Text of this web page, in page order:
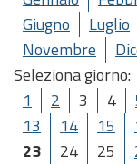
Giugno
Luglio
Novembre
Seleziona giorno:
1
2 3 4
13
14 15
23
24 25